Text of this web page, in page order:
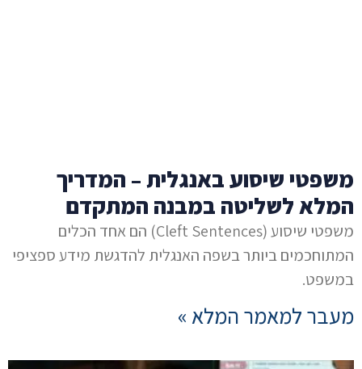
משפטי שיסוע באנגלית – המדריך
המלא לשליטה במבנה המתקדם
משפטי שיסוע (Cleft Sentences) הם אחד הכלים
המתוחכמים ביותר בשפה האנגלית להדגשת מידע ספציפי
במשפט.
מעבר למאמר המלא »